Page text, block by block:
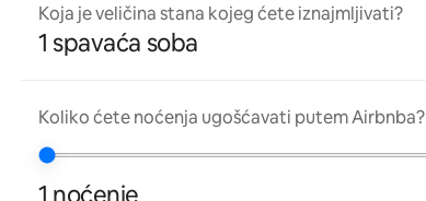
Koja je veličina stana kojeg ćete iznajmljivati?
1 spavaća soba
Koliko ćete noćenja ugošćavati putem Airbnba?
1 noćenje